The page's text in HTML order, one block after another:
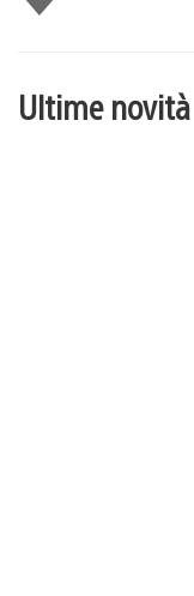
Ultime novità